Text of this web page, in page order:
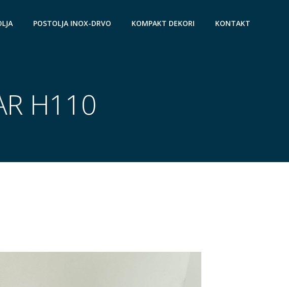
POSTOLJA INOX-DRVO KOMPAKT DEKORI KONTAKT
H110